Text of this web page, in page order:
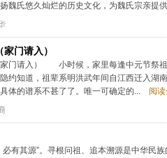
魏氏悠久灿烂的历史文化，为魏氏宗亲提
门请入）
门请入） 小时候，家里每逢中元节祭祖
约知道，祖辈系明洪武年间自江西迁入湖
体的谱系不甚了了。唯一可确定的...
阅
有其源”。寻根问祖、追本溯源是中华民